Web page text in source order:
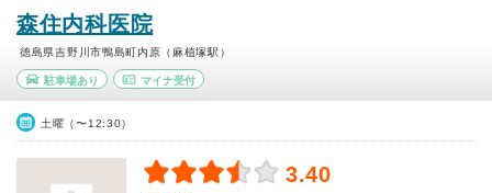
森住内科医院
徳島県吉野川市鴨島町内原（麻植塚駅）
駐車場あり マイナ受付
土曜（〜12:30）
3.40